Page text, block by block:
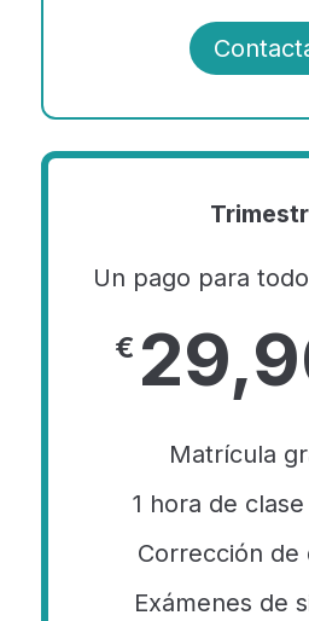
Un pago para
€
Matrícula
1 hora de
Corrección de
Exámenes de